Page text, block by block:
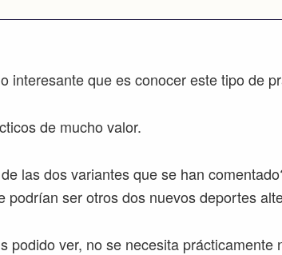
interesante que es conocer este tipo de
de mucho valor.
las dos variantes que se han
podrían ser otros dos nuevos deportes
podido ver, no se necesita